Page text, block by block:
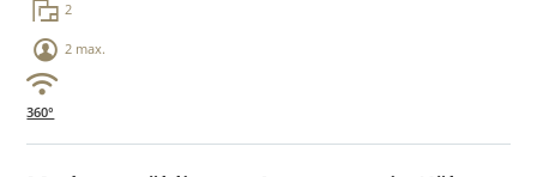
2
2 max.
360°